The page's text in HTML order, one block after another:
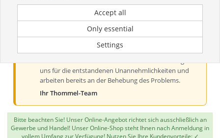
Aktueller Hinweis zur Preis- und
Verfügbarkeitsanzeige
Liebe Kundinnen und Kunden, derzeit kann es bei der
Preis- und Verfügbarkeitsanzeige aus technischen
uns für die entstandenen Unannehmlichkeiten und
arbeiten bereits an der Behebung des Problems.
Ihr Thommel-Team
Bitte beachten Sie! Unser Online-Angebot richtet sich ausschließlich an
Gewerbe und Handel! Unser Online-Shop steht Ihnen nach Anmeldung in
vollem Umfang zur Verfügung! Nutzen Sie Ihre Kundenvorteile: ✓
Accept all
Only essential
Settings